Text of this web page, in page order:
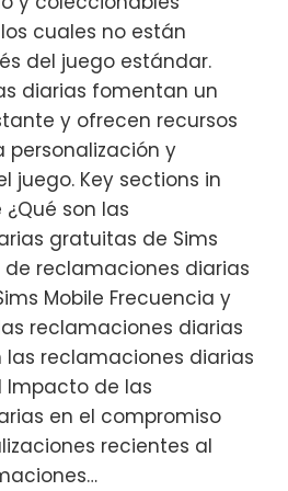
cuales no están
del juego estándar.
diarias fomentan un
y ofrecen recursos
personalización y
juego. Key sections in
son las
gratuitas de Sims
de reclamaciones diarias
Mobile Frecuencia y
reclamaciones diarias
las reclamaciones diarias
Impacto de las
en el compromiso
recientes al